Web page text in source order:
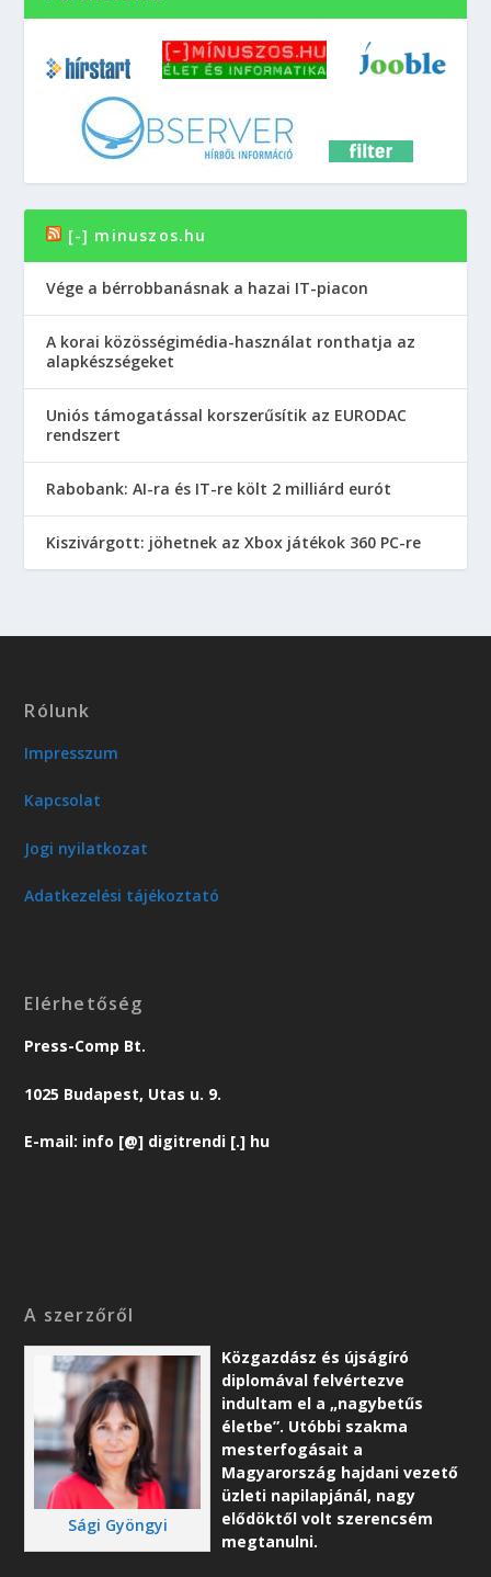
[-] minuszos.hu
Vége a bérrobbanásnak a hazai IT-piacon
A korai közösségimédia-használat ronthatja az
alapkészségeket
Uniós támogatással korszerűsítik az EURODAC
rendszert
Rabobank: AI-ra és IT-re költ 2 milliárd eurót
Kiszivárgott: jöhetnek az Xbox játékok 360 PC-re
Rólunk
Impresszum
Kapcsolat
Jogi nyilatkozat
Adatkezelési tájékoztató
Elérhetőség
Press-Comp Bt.
1025 Budapest, Utas u. 9.
E-mail: info [@] digitrendi [.] hu
A szerzőről
Sági Gyöngyi
Közgazdász és újságíró
diplomával felvértezve
indultam el a „nagybetűs
életbe”. Utóbbi szakma
mesterfogásait a
Magyarország hajdani vezető
üzleti napilapjánál, nagy
elődöktől volt szerencsém
megtanulni.